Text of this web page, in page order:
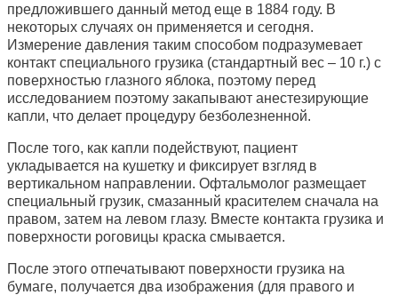
предложившего данный метод еще в 1884 году. В
некоторых случаях он применяется и сегодня.
Измерение давления таким способом подразумевает
контакт специального грузика (стандартный вес – 10 г.) с
поверхностью глазного яблока, поэтому перед
исследованием поэтому закапывают анестезирующие
капли, что делает процедуру безболезненной.
После того, как капли подействуют, пациент
укладывается на кушетку и фиксирует взгляд в
вертикальном направлении. Офтальмолог размещает
специальный грузик, смазанный красителем сначала на
правом, затем на левом глазу. Вместе контакта грузика и
поверхности роговицы краска смывается.
После этого отпечатывают поверхности грузика на
бумаге, получается два изображения (для правого и